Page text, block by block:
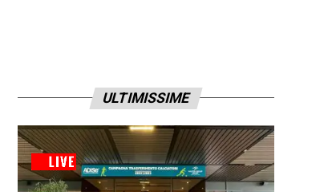
ULTIMISSIME